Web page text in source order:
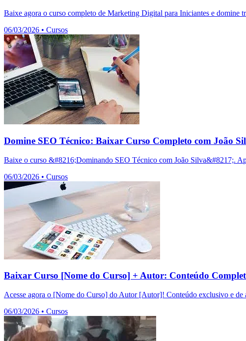
Baixe agora o curso completo de Marketing Digital para Iniciantes e domine
06/03/2026 • Cursos
Domine SEO Técnico: Baixar Curso Completo com João
Baixe o curso &#8216;Dominando SEO Técnico com João Silva&#8217;.
06/03/2026 • Cursos
Baixar Curso [Nome do Curso] + Autor: Conteúdo
Acesse agora o [Nome do Curso] do Autor [Autor]! Conteúdo exclusivo e
06/03/2026 • Cursos